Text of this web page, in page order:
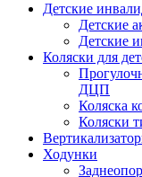
Детские
Детские
Детские
Коляски для
ДЦП
Коляска
Коляски
Ходунки